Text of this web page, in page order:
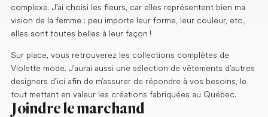
complexe. J’ai choisi les fleurs, car elles représentent bien ma
vision de la femme : peu importe leur forme, leur couleur, etc.,
elles sont toutes belles à leur façon !
Sur place, vous retrouverez les collections complètes de
Violette mode. J’aurai aussi une sélection de vêtements d’autres
designers d’ici afin de m’assurer de répondre à vos besoins, le
tout mettant en valeur les créations fabriquées au Québec.
Joindre le marchand